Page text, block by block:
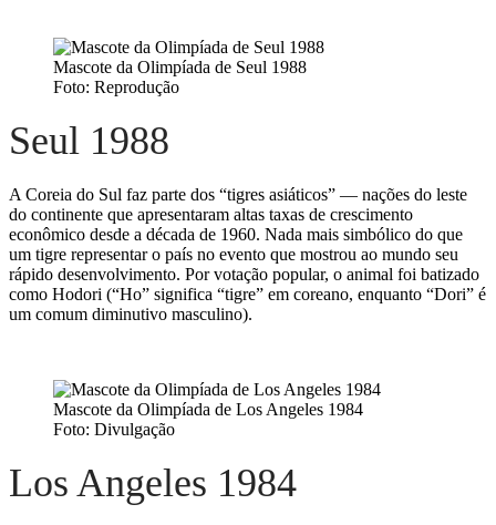
Mascote da Olimpíada de Seul 1988
Foto: Reprodução
Seul 1988
A Coreia do Sul faz parte dos “tigres asiáticos” — nações do leste
do continente que apresentaram altas taxas de crescimento
econômico desde a década de 1960. Nada mais simbólico do que
um tigre representar o país no evento que mostrou ao mundo seu
rápido desenvolvimento. Por votação popular, o animal foi batizado
como Hodori (“Ho” significa “tigre” em coreano, enquanto “Dori” é
um comum diminutivo masculino).
Mascote da Olimpíada de Los Angeles 1984
Foto: Divulgação
Los Angeles 1984